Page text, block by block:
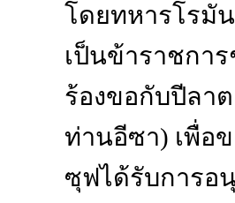
โดยทหารโรมั
เป็นข้าราชกา
ร้องขอกับปีลา
ท่านอีซา) เพื่อ
ซุฟได้รับการอ